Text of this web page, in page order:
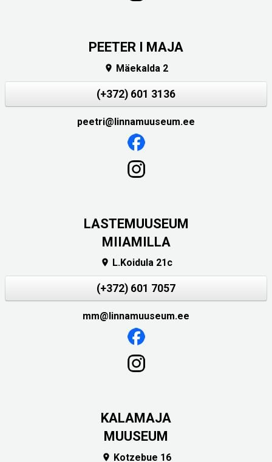
PEETER I MAJA
 Mäekalda 2
(+372) 601 3136
peetri@linnamuuseum.ee
LASTEMUUSEUM
MIIAMILLA
 L.Koidula 21c
(+372) 601 7057
mm@linnamuuseum.ee
KALAMAJA
MUUSEUM
 Kotzebue 16